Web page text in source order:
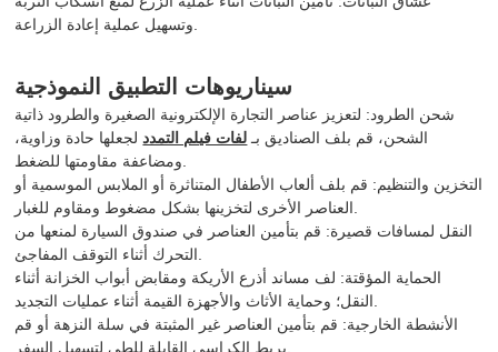
سيناريوهات التطبيق النموذجية
شحن الطرود: لتعزيز عناصر التجارة الإلكترونية الصغيرة والطرود ذاتية
الشحن، قم بلف الصناديق بـ لفات فيلم التمددلجعلها حادة وزاوية،
التخزين والتنظيم: قم بلف ألعاب الأطفال المتناثرة أو الملابس الموسمية أو
النقل لمسافات قصيرة: قم بتأمين العناصر في صندوق السيارة لمنعها من
الحماية المؤقتة: لف مساند أذرع الأريكة ومقابض أبواب الخزانة أثناء
الأنشطة الخارجية: قم بتأمين العناصر غير المثبتة في سلة النزهة أو قم